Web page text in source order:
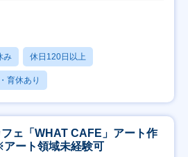
み 休日120日以上
育休あり
ェ「WHAT CAFE」アート作
ート領域未経験可